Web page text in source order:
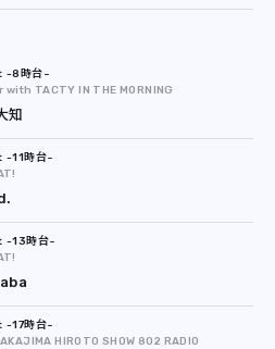
-8時台
TACTY IN THE MORNING
知
-11時台
-13時台
-17時台
HIROTO SHOW 802 RADIO